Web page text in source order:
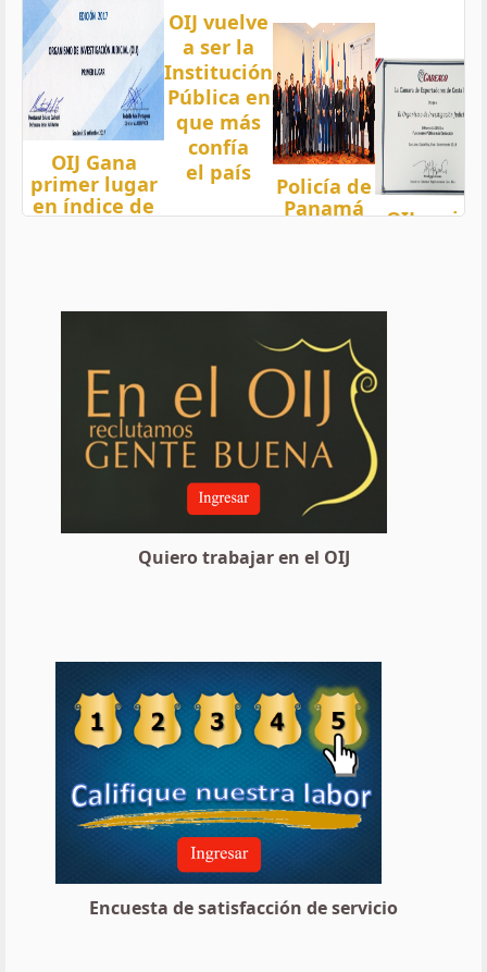
OIJ Gana
primer lugar
en índice de
OIJ vuelve
a ser la
Institución
Pública en
que más
confía
el país
Policía de
Panamá
OIJ mejor
Quiero trabajar en el OIJ
Encuesta de satisfacción de servicio